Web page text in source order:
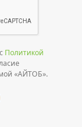
Политикой
«АЙТОБ».